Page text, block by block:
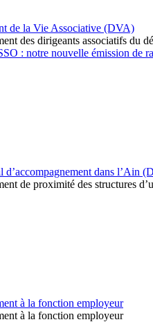
de la Vie Associative (DVA)
des dirigeants associatifs du
: notre nouvelle émission de
d’accompagnement dans l’Ain
de proximité des structures
à la fonction employeur
à la fonction employeur